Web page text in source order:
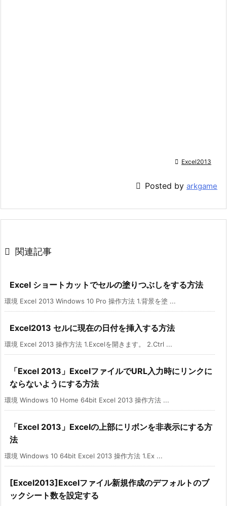
 Excel2013
 Posted by arkgame
 関連記事
Excel ショートカットでセルの塗りつぶしをする方法
環境 Excel 2013 Windows 10 Pro 操作方法 1.背景を塗 ...
Excel2013 セルに現在の日付を挿入する方法
環境 Excel 2013 操作方法 1.Excelを開きます。 2.Ctrl ...
「Excel 2013」ExcelファイルでURL入力時にリンクに
ならないようにする方法
環境 Windows 10 Home 64bit Excel 2013 操作方法 ...
「Excel 2013」Excelの上部にリボンを非表示にする方
法
環境 Windows 10 64bit Excel 2013 操作方法 1.Ex ...
[Excel2013]Excelファイル新規作成のデフォルトのブ
ックシート数を設定する